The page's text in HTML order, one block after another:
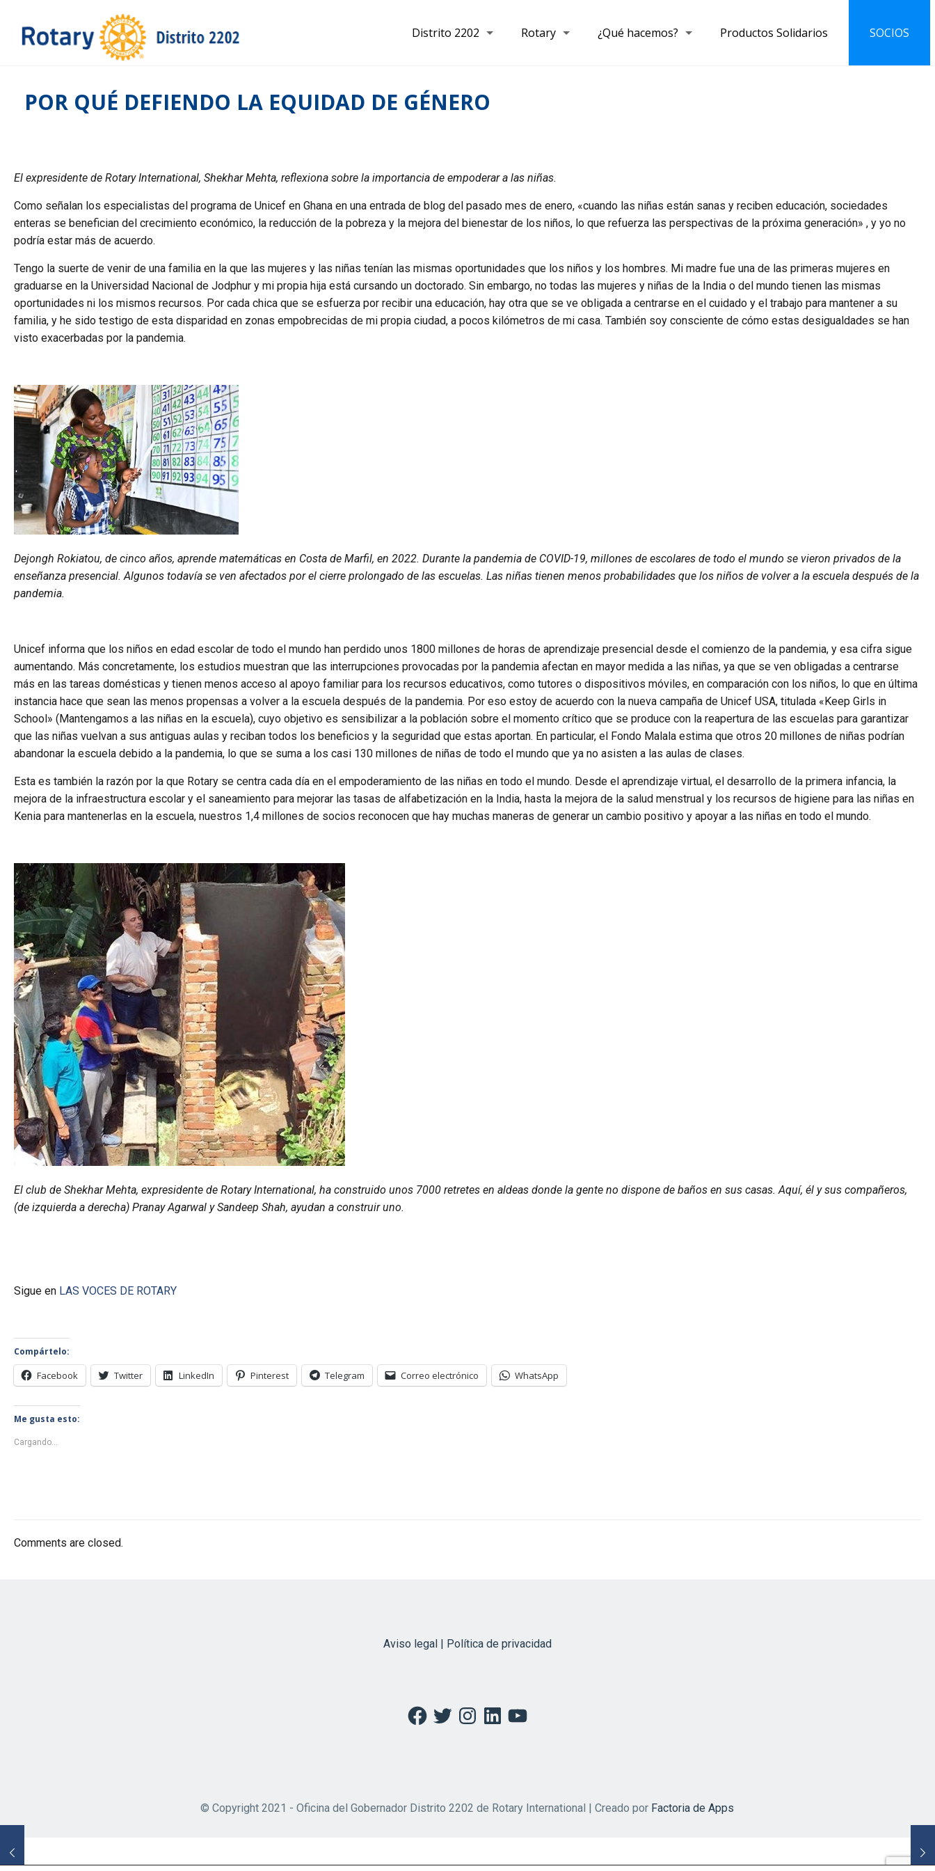
Distrito 2202 Rotary ¿Qué hacemos? Productos Solidarios SOCIOS
POR QUÉ DEFIENDO LA EQUIDAD DE GÉNERO
El expresidente de Rotary International, Shekhar Mehta, reflexiona sobre la importancia de empoderar a las niñas.
Como señalan los especialistas del programa de Unicef en Ghana en una entrada de blog del pasado mes de enero, «cuando las niñas están sanas y reciben educación, sociedades
enteras se benefician del crecimiento económico, la reducción de la pobreza y la mejora del bienestar de los niños, lo que refuerza las perspectivas de la próxima generación» , y yo no
podría estar más de acuerdo.
Tengo la suerte de venir de una familia en la que las mujeres y las niñas tenían las mismas oportunidades que los niños y los hombres. Mi madre fue una de las primeras mujeres en
graduarse en la Universidad Nacional de Jodphur y mi propia hija está cursando un doctorado. Sin embargo, no todas las mujeres y niñas de la India o del mundo tienen las mismas
oportunidades ni los mismos recursos. Por cada chica que se esfuerza por recibir una educación, hay otra que se ve obligada a centrarse en el cuidado y el trabajo para mantener a su
familia, y he sido testigo de esta disparidad en zonas empobrecidas de mi propia ciudad, a pocos kilómetros de mi casa. También soy consciente de cómo estas desigualdades se han
visto exacerbadas por la pandemia.
Dejongh Rokiatou, de cinco años, aprende matemáticas en Costa de Marfil, en 2022. Durante la pandemia de COVID-19, millones de escolares de todo el mundo se vieron privados de la
enseñanza presencial. Algunos todavía se ven afectados por el cierre prolongado de las escuelas. Las niñas tienen menos probabilidades que los niños de volver a la escuela después de la
pandemia.
Unicef informa que los niños en edad escolar de todo el mundo han perdido unos 1800 millones de horas de aprendizaje presencial desde el comienzo de la pandemia, y esa cifra sigue
aumentando. Más concretamente, los estudios muestran que las interrupciones provocadas por la pandemia afectan en mayor medida a las niñas, ya que se ven obligadas a centrarse
más en las tareas domésticas y tienen menos acceso al apoyo familiar para los recursos educativos, como tutores o dispositivos móviles, en comparación con los niños, lo que en última
instancia hace que sean las menos propensas a volver a la escuela después de la pandemia. Por eso estoy de acuerdo con la nueva campaña de Unicef USA, titulada «Keep Girls in
School» (Mantengamos a las niñas en la escuela), cuyo objetivo es sensibilizar a la población sobre el momento crítico que se produce con la reapertura de las escuelas para garantizar
que las niñas vuelvan a sus antiguas aulas y reciban todos los beneficios y la seguridad que estas aportan. En particular, el Fondo Malala estima que otros 20 millones de niñas podrían
abandonar la escuela debido a la pandemia, lo que se suma a los casi 130 millones de niñas de todo el mundo que ya no asisten a las aulas de clases.
Esta es también la razón por la que Rotary se centra cada día en el empoderamiento de las niñas en todo el mundo. Desde el aprendizaje virtual, el desarrollo de la primera infancia, la
mejora de la infraestructura escolar y el saneamiento para mejorar las tasas de alfabetización en la India, hasta la mejora de la salud menstrual y los recursos de higiene para las niñas en
Kenia para mantenerlas en la escuela, nuestros 1,4 millones de socios reconocen que hay muchas maneras de generar un cambio positivo y apoyar a las niñas en todo el mundo.
El club de Shekhar Mehta, expresidente de Rotary International, ha construido unos 7000 retretes en aldeas donde la gente no dispone de baños en sus casas. Aquí, él y sus compañeros,
(de izquierda a derecha) Pranay Agarwal y Sandeep Shah, ayudan a construir uno.
Sigue en LAS VOCES DE ROTARY
Compártelo:
Facebook Twitter LinkedIn Pinterest Telegram Correo electrónico WhatsApp
Me gusta esto:
Cargando...
Comments are closed.
Aviso legal | Política de privacidad
Facebook
TwitterInstagramLinkedInYouTube
© Copyright 2021 - Oficina del Gobernador Distrito 2202 de Rotary International | Creado por Factoria de Apps